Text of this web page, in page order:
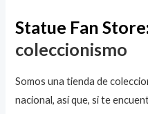
Statue Fan
coleccionismo
Somos una tienda de
nacional, así que, si te